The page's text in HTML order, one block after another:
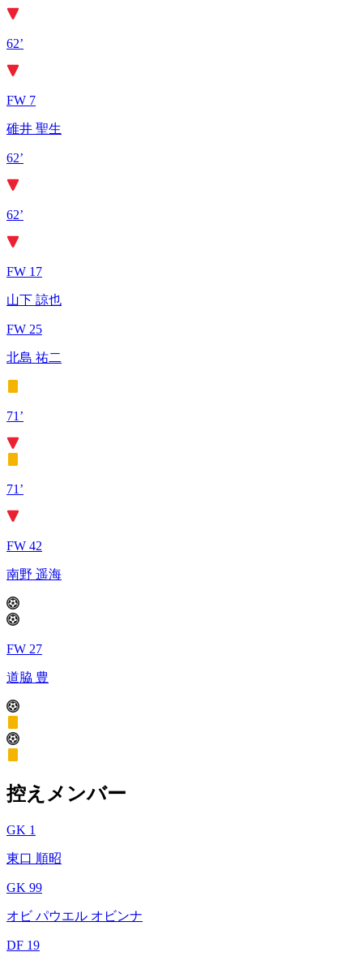
62’
FW 7
碓井 聖生
62’
62’
FW 17
山下 諒也
FW 25
北島 祐二
71’
71’
FW 42
南野 遥海
FW 27
道脇 豊
控えメンバー
GK 1
東口 順昭
GK 99
オビ パウエル オビンナ
DF 19